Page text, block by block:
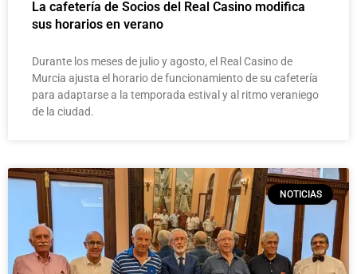
La cafetería de Socios del Real Casino modifica
sus horarios en verano
Durante los meses de julio y agosto, el Real Casino de
Murcia ajusta el horario de funcionamiento de su cafetería
para adaptarse a la temporada estival y al ritmo veraniego
de la ciudad.
NOTICIAS